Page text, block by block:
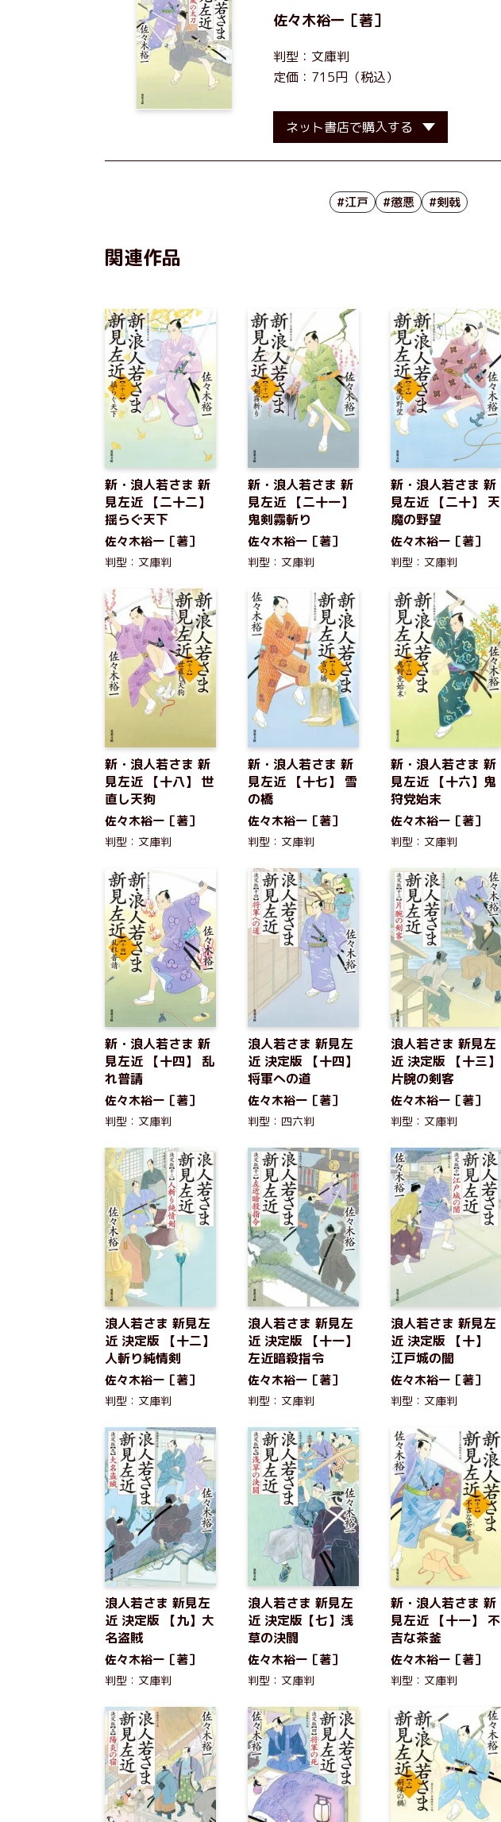
佐々木裕一 ［著］
判型：文庫判
定価：715円（税込）
ネット書店で購入する
#江戸 #懲悪 #剣戟
関連作品
新・浪人若さま 新
見左近 【二十二】
揺らぐ天下
佐々木裕一［著］
判型：文庫判
新・浪人若さま 新
見左近 【二十一】
鬼剣霧斬り
佐々木裕一［著］
判型：文庫判
新・浪人若さま 新
見左近 【二十】 天
魔の野望
佐々木裕一［著］
判型：文庫判
新・浪人若さま 新
見左近 【十八】 世
直し天狗
佐々木裕一［著］
判型：文庫判
新・浪人若さま 新
見左近 【十七】 雪
の橋
佐々木裕一［著］
判型：文庫判
新・浪人若さま 新
見左近 【十六】鬼
狩党始末
佐々木裕一［著］
判型：文庫判
新・浪人若さま 新
見左近 【十四】 乱
れ普請
佐々木裕一［著］
判型：文庫判
浪人若さま 新見左
近 決定版 【十四】
将軍への道
佐々木裕一［著］
判型：四六判
浪人若さま 新見左
近 決定版 【十三】
片腕の剣客
佐々木裕一［著］
判型：文庫判
浪人若さま 新見左
近 決定版 【十二】
人斬り純情剣
佐々木裕一［著］
判型：文庫判
浪人若さま 新見左
近 決定版 【十一】
左近暗殺指令
佐々木裕一［著］
判型：文庫判
浪人若さま 新見左
近 決定版 【十】
江戸城の闇
佐々木裕一［著］
判型：文庫判
浪人若さま 新見左
近 決定版 【九】大
名盗賊
佐々木裕一［著］
判型：文庫判
浪人若さま 新見左
近 決定版【七】浅
草の決闘
佐々木裕一［著］
判型：文庫判
新・浪人若さま 新
見左近 【十一】 不
吉な茶釜
佐々木裕一［著］
判型：文庫判